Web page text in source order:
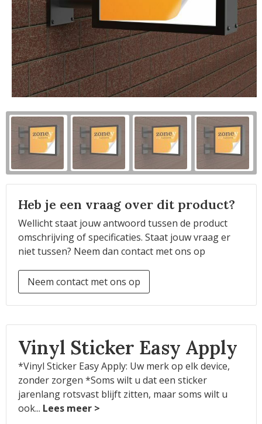
Horeca
Heb je een vraag over dit product?
Wellicht staat jouw antwoord tussen de product
omschrijving of specificaties. Staat jouw vraag er
niet tussen? Neem dan contact met ons op
Neem contact met ons op
Vinyl Sticker Easy Apply
*Vinyl Sticker Easy Apply: Uw merk op elk device,
zonder zorgen *Soms wilt u dat een sticker
jarenlang rotsvast blijft zitten, maar soms wilt u
ook...